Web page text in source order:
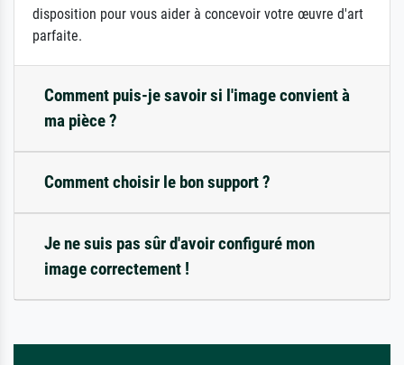
disposition pour vous aider à concevoir votre œuvre d'art
parfaite.
Comment puis-je savoir si l'image convient à
ma pièce ?
Comment choisir le bon support ?
Je ne suis pas sûr d'avoir configuré mon
image correctement !